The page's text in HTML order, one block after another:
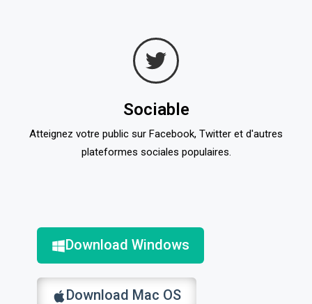
Sociable
Atteignez votre public sur Facebook, Twitter et d'autres
plateformes sociales populaires.
Download Windows
Download Mac OS